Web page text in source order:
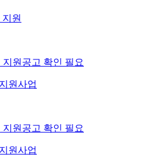
원
원 공고 확인 필요
원사업
원 공고 확인 필요
원사업